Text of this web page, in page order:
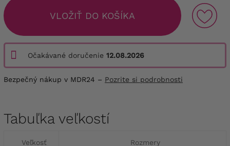
VLOŽIŤ DO KOŠÍKA
Očakávané doručenie 12.08.2026
Bezpečný nákup v MDR24 – Pozrite si podrobnosti
Tabuľka veľkostí
Veľkosť Rozmery